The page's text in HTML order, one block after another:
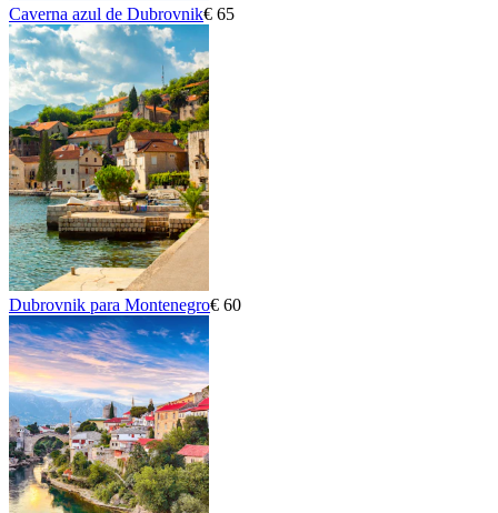
Caverna azul de Dubrovnik€ 65
Dubrovnik para Montenegro€ 60